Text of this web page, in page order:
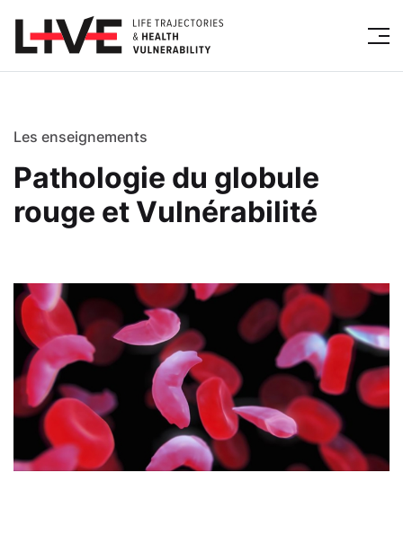
Les enseignements
Pathologie du globule
rouge et Vulnérabilité